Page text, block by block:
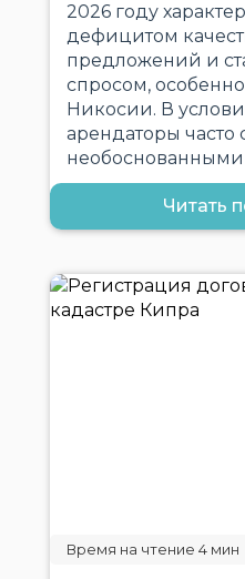
2026 году
дефицитом
предложений и
спросом,
Никосии. В
арендаторы часто
Читать